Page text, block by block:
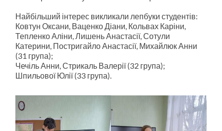
Найбільший інтерес викликали лепбуки студентів:
Ковтун Оксани, Ваценко Діани, Кольвах Каріни,
Тепленко Аліни, Лишень Анастасії, Сотули
Катерини, Постригайло Анастасії, Михайлюк Анни
(31 група);
Чечіль Анни, Стрикаль Валерії (32 група);
Шпильової Юлії (33 група).